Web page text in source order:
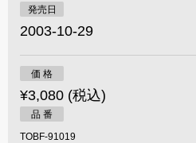
発売日
2003-10-29
価 格
¥3,080 (税込)
品 番
TOBF-91019